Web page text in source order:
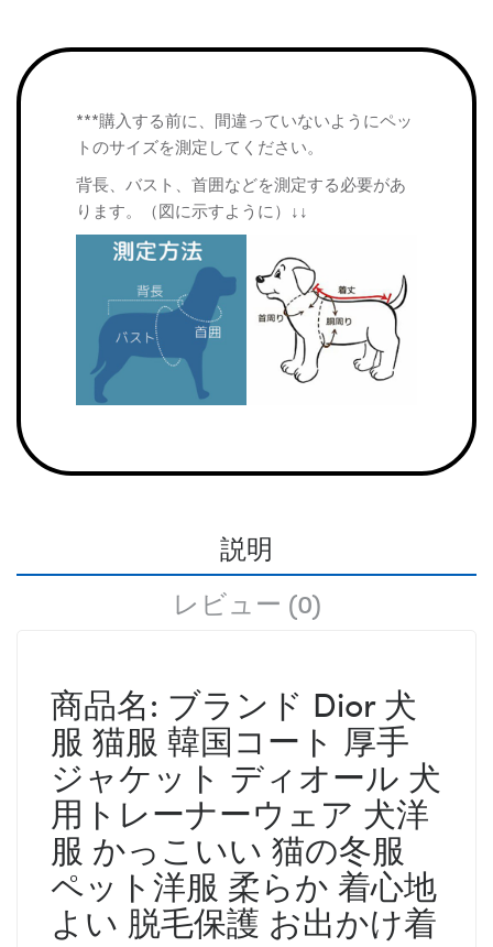
***購入する前に、間違っていないようにペッ
トのサイズを測定してください。
背長、バスト、首囲などを測定する必要があ
ります。（図に示すように）↓↓
説明
レビュー (0)
商品名: ブランド Dior 犬
服 猫服 韓国コート 厚手
ジャケット ディオール 犬
用トレーナーウェア 犬洋
服 かっこいい 猫の冬服
ペット洋服 柔らか 着心地
よい 脱毛保護 お出かけ着